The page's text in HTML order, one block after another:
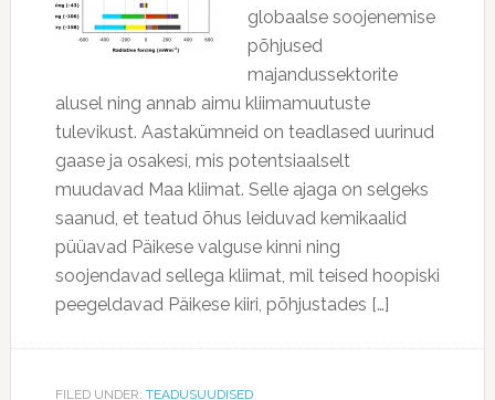
globaalse soojenemise
põhjused
majandussektorite
alusel ning annab aimu kliimamuutuste
tulevikust. Aastakümneid on teadlased uurinud
gaase ja osakesi, mis potentsiaalselt
muudavad Maa kliimat. Selle ajaga on selgeks
saanud, et teatud õhus leiduvad kemikaalid
püüavad Päikese valguse kinni ning
soojendavad sellega kliimat, mil teised hoopiski
peegeldavad Päikese kiiri, põhjustades […]
FILED UNDER: TEADUSUUDISED